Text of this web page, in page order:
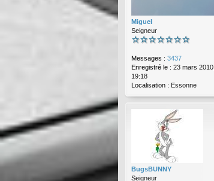
Miguel
Seigneur
Messages : 3437
Enregistré le : 23 mars 2010,
19:18
Localisation : Essonne
BugsBUNNY
Seigneur